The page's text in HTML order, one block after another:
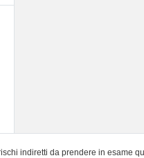
indiretti da prendere in esame